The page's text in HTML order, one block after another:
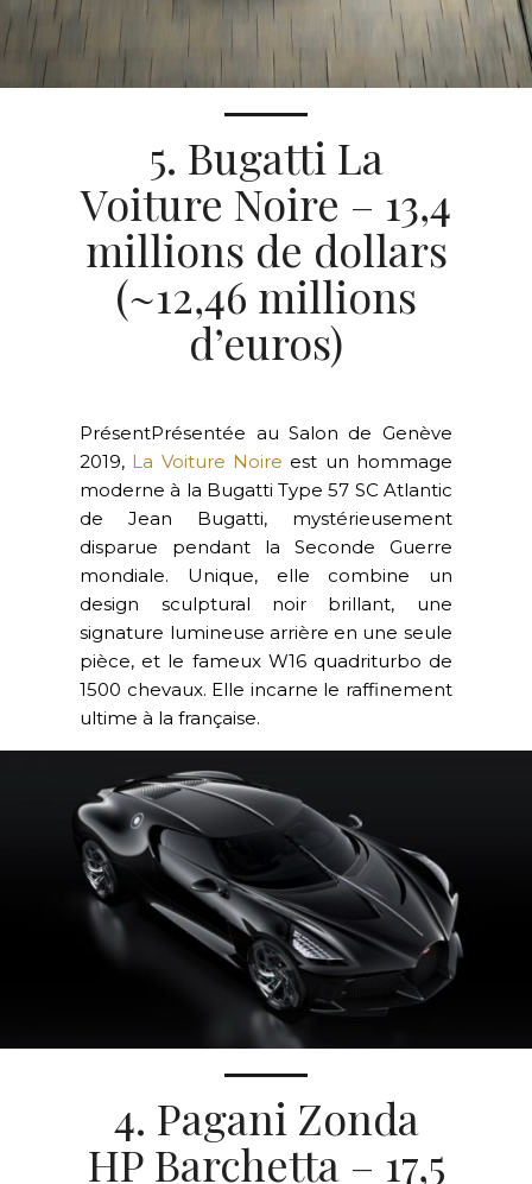
5. Bugatti La
Voiture Noire – 13,4
millions de dollars
(~12,46 millions
d’euros)
PrésentPrésentée au Salon de Genève
2019, La Voiture Noire est un hommage
moderne à la Bugatti Type 57 SC Atlantic
de Jean Bugatti, mystérieusement
disparue pendant la Seconde Guerre
mondiale. Unique, elle combine un
design sculptural noir brillant, une
signature lumineuse arrière en une seule
pièce, et le fameux W16 quadriturbo de
1500 chevaux. Elle incarne le raffinement
ultime à la française.
4. Pagani Zonda
HP Barchetta – 17,5